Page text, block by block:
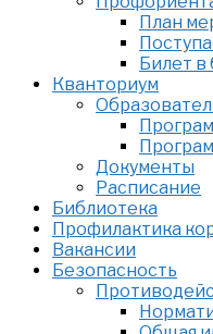
План
Билет в
Кванториум
Документы
Расписание
Библиотека
Профилактика
Вакансии
Безопасность